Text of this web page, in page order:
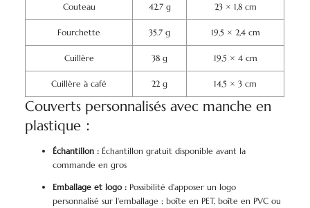
Couteau 42.7 g 23 × 1,8 cm
Fourchette 35.7 g 19,5 × 2,4 cm
Cuillère 38 g 19,5 × 4 cm
Cuillère à café 22 g 14,5 × 3 cm
Couverts personnalisés avec manche en
plastique：
Échantillon : Échantillon gratuit disponible avant la
commande en gros
Emballage et logo : Possibilité d'apposer un logo
personnalisé sur l'emballage ; boîte en PET, boîte en PVC ou